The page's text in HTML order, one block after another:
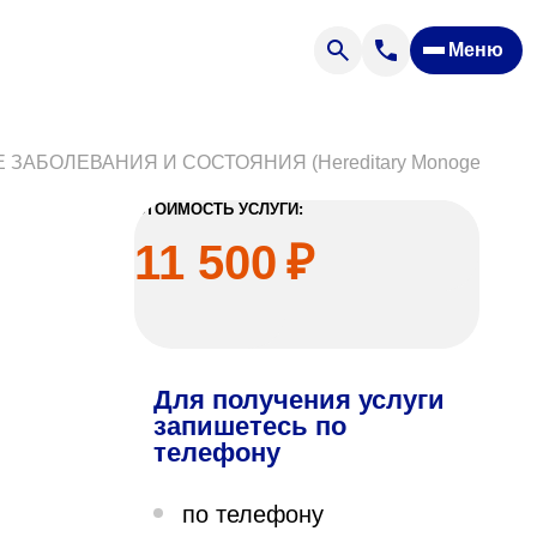
Меню
«Парус»
И СОСТОЯНИЯ (Hereditary Monogenic
СТОИМОСТЬ УСЛУГИ:
11 500 ₽
Для получения услуги
запишетесь по
телефону
по телефону